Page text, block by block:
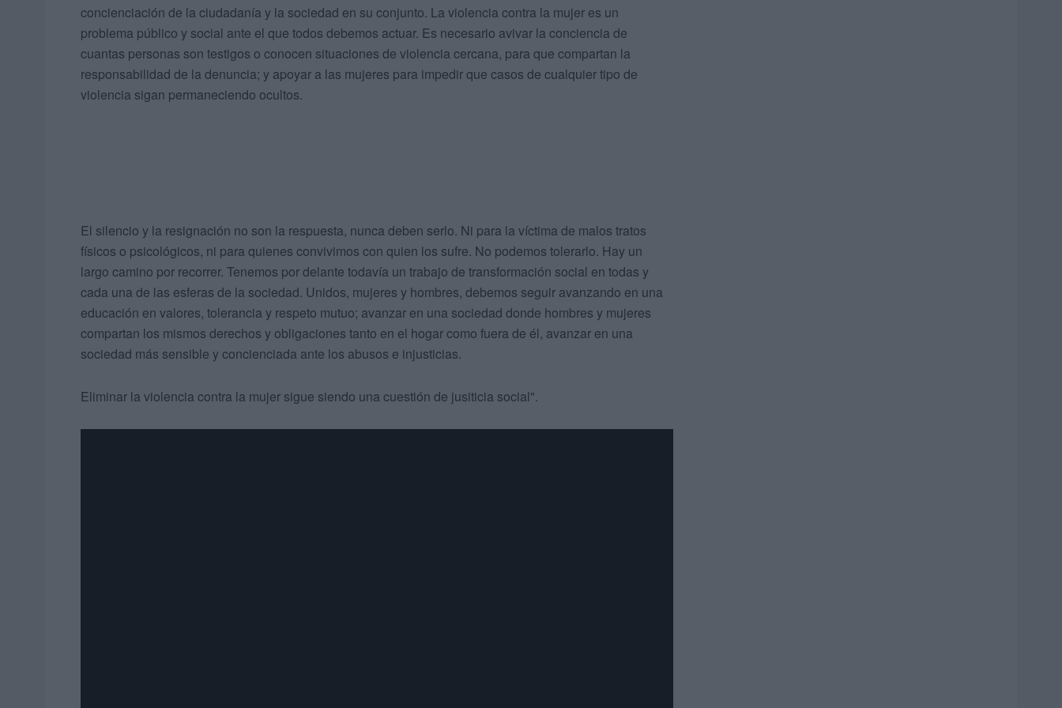
concienciación de la ciudadanía y la sociedad en su conjunto. La violencia contra la mujer es un
problema público y social ante el que todos debemos actuar. Es necesario avivar la conciencia de
cuantas personas son testigos o conocen situaciones de violencia cercana, para que compartan la
responsabilidad de la denuncia; y apoyar a las mujeres para impedir que casos de cualquier tipo de
violencia sigan permaneciendo ocultos.
El silencio y la resignación no son la respuesta, nunca deben serlo. Ni para la víctima de malos tratos
físicos o psicológicos, ni para quienes convivimos con quien los sufre. No podemos tolerarlo. Hay un
largo camino por recorrer. Tenemos por delante todavía un trabajo de transformación social en todas y
cada una de las esferas de la sociedad. Unidos, mujeres y hombres, debemos seguir avanzando en una
educación en valores, tolerancia y respeto mutuo; avanzar en una sociedad donde hombres y mujeres
compartan los mismos derechos y obligaciones tanto en el hogar como fuera de él, avanzar en una
sociedad más sensible y concienciada ante los abusos e injusticias.
Eliminar la violencia contra la mujer sigue siendo una cuestión de jusiticia social".